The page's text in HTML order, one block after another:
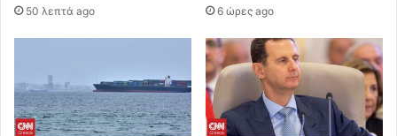
50 λεπτά ago 6 ώρες ago